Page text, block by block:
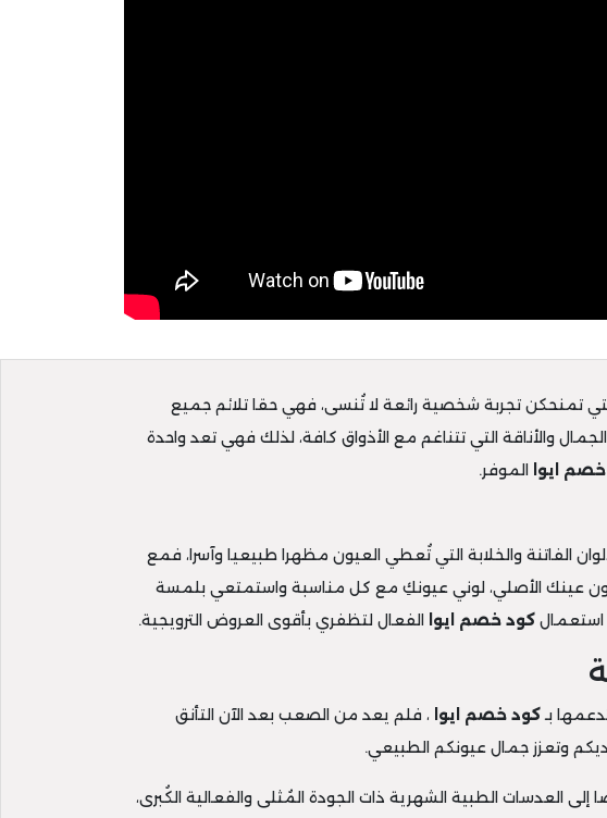
تمنحكن تجربة شخصية رائعة لا تُنسى، فهي حقا تلائم جميع
والأناقة التي تتناغم مع الأذواق كافة، لذلك فهي تعد واحدة
ايوا الموفر.
الفاتنة والخلابة التي تُعطي العيون مظهرا طبيعيا وآسرا، فمع
عينك الأصلي، لوني عيونكِ مع كل مناسبة واستمتعي بلمسة
استعمال كود خصم ايوا الفعال لتظفري بأقوى العروض الترويجية.
بـكود خصم ايوا ، فلم يعد من الصعب بعد الآن التأنق
وتعزز جمال عيونكم الطبيعي.
العدسات الطبية الشهرية ذات الجودة المُثلى والفعالية الكُبرى،